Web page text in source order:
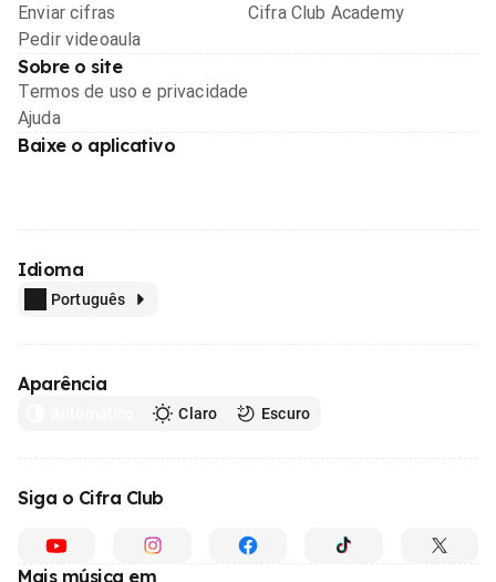
Enviar cifras
Pedir videoaula
Cifra Club Academy
Sobre o site
Termos de uso e privacidade
Ajuda
Baixe o aplicativo
Idioma
Português
Aparência
Claro Escuro
Siga o Cifra Club
Mais música em